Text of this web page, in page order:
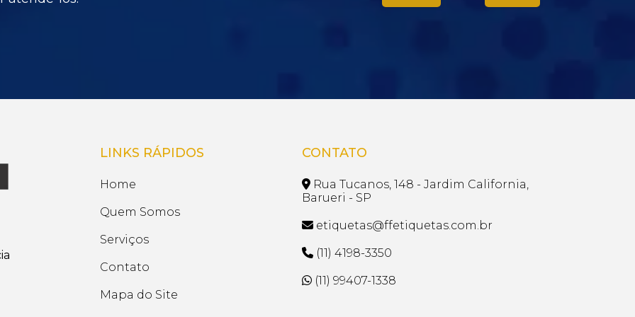
LINKS RÁPIDOS
Home
Quem Somos
Serviços
Contato
Mapa do Site
CONTATO
Rua Tucanos, 148 - Jardim California,
Barueri - SP
etiquetas@ffetiquetas.com.br
(11) 4198-3350
(11) 99407-1338